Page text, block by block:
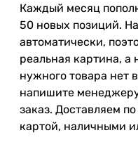
Каждый месяц
50 новых позиций.
автоматически,
реальная картина,
нужного товара нет
напишите
заказ. Доставляем
картой, наличными